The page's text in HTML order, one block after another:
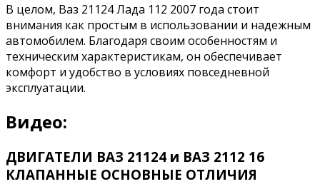
В целом, Ваз 21124 Лада 112 2007 года стоит
внимания как простым в использовании и надежным
автомобилем. Благодаря своим особенностям и
техническим характеристикам, он обеспечивает
комфорт и удобство в условиях повседневной
эксплуатации.
Видео:
ДВИГАТЕЛИ ВАЗ 21124 и ВАЗ 2112 16
КЛАПАННЫЕ ОСНОВНЫЕ ОТЛИЧИЯ